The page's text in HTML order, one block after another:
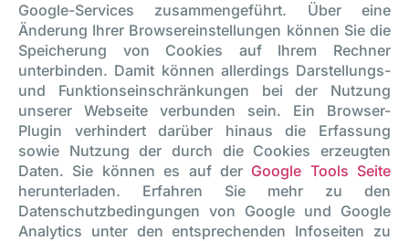
Google-Services zusammengeführt. Über eine
Änderung Ihrer Browsereinstellungen können Sie die
Speicherung von Cookies auf Ihrem Rechner
unterbinden. Damit können allerdings Darstellungs-
und Funktionseinschränkungen bei der Nutzung
unserer Webseite verbunden sein. Ein Browser-
Plugin verhindert darüber hinaus die Erfassung
sowie Nutzung der durch die Cookies erzeugten
Daten. Sie können es auf der Google Tools Seite
herunterladen. Erfahren Sie mehr zu den
Datenschutzbedingungen von Google und Google
Analytics unter den entsprechenden Infoseiten zu